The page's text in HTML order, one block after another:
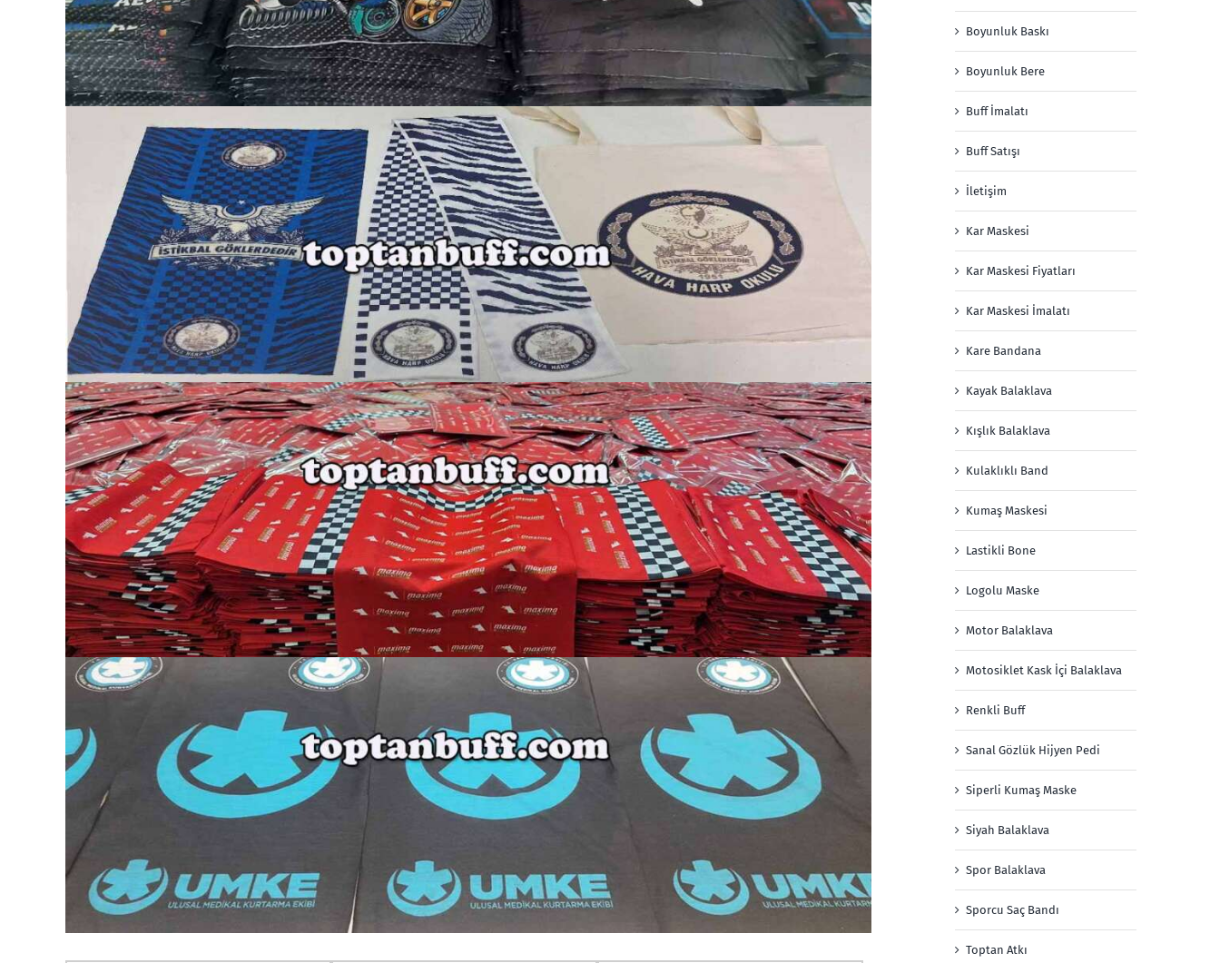
Boyunluk Baskı
Boyunluk Bere
Buff İmalatı
Buff Satışı
İletişim
Kar Maskesi
Kar Maskesi Fiyatları
Kar Maskesi İmalatı
Kare Bandana
Kayak Balaklava
Kışlık Balaklava
Kulaklıklı Band
Kumaş Maskesi
Lastikli Bone
Logolu Maske
Motor Balaklava
Motosiklet Kask İçi Balaklava
Renkli Buff
Sanal Gözlük Hijyen Pedi
Siperli Kumaş Maske
Siyah Balaklava
Spor Balaklava
Sporcu Saç Bandı
Toptan Atkı